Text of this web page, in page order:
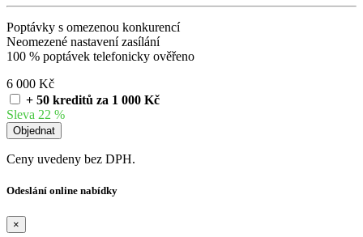
Poptávky s omezenou konkurencí
Neomezené nastavení zasílání
100 % poptávek telefonicky ověřeno
6 000 Kč
+ 50 kreditů za 1 000 Kč
Sleva 22 %
Ceny uvedeny bez DPH.
Odeslání online nabídky
×